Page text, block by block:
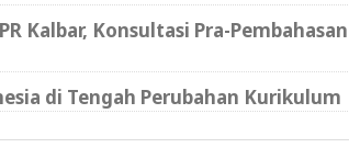
Kalbar, Konsultasi Pra-Pembahasan
di Tengah Perubahan Kurikulum